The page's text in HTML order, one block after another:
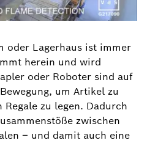
oder Lagerhaus ist immer
herein und wird
oder Roboter sind auf
um Artikel zu
zu legen. Dadurch
zwischen
– und damit auch eine